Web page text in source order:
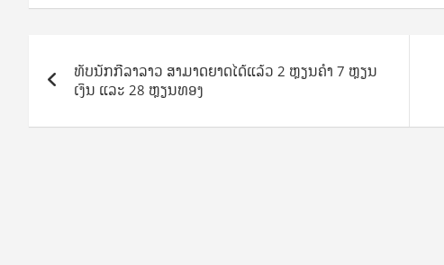
navigation
ທັບນັກກີລາລາວ ສາມາດຍາດໄດ້ແລ້ວ 2 ຫຼຽນຄຳ 7 ຫຼຽນ
ເງິນ ແລະ 28 ຫຼຽນທອງ